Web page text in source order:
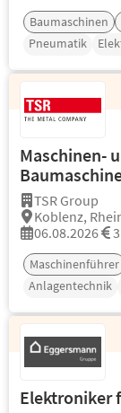
Baumaschinen
Pneumatik
Maschinen-
TSR Group
Koblenz,
06.08.2026
Maschinenführer
Anlagentechnik
Elektroniker